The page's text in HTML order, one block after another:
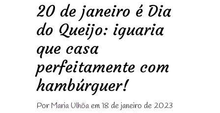
20 de janeiro é Dia
do Queijo: iguaria
que casa
perfeitamente com
hambúrguer!
PorMaria Ulhôaem 18 de janeiro de 2023